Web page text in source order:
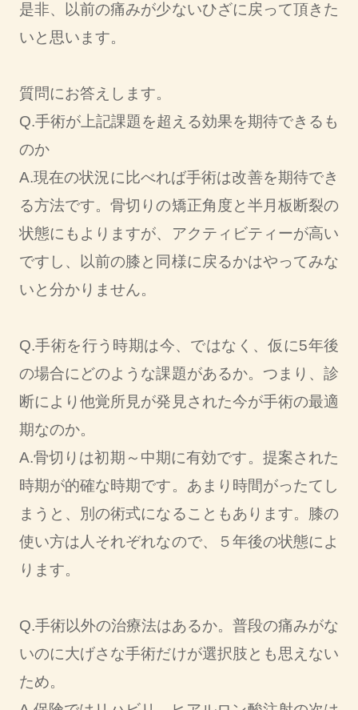
是非、以前の痛みが少ないひざに戻って頂きた
いと思います。
質問にお答えします。
Q.手術が上記課題を超える効果を期待できるも
のか
A.現在の状況に比べれば手術は改善を期待でき
る方法です。骨切りの矯正角度と半月板断裂の
状態にもよりますが、アクティビティーが高い
ですし、以前の膝と同様に戻るかはやってみな
いと分かりません。
Q.手術を行う時期は今、ではなく、仮に5年後
の場合にどのような課題があるか。つまり、診
断により他覚所見が発見された今が手術の最適
期なのか。
A.骨切りは初期～中期に有効です。提案された
時期が的確な時期です。あまり時間がったてし
まうと、別の術式になることもあります。膝の
使い方は人それぞれなので、５年後の状態によ
ります。
Q.手術以外の治療法はあるか。普段の痛みがな
いのに大げさな手術だけが選択肢とも思えない
ため。